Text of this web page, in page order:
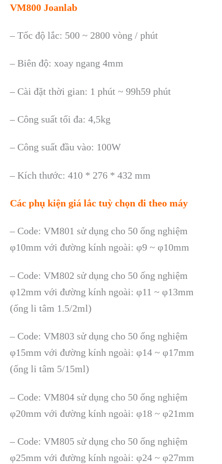
VM800 Joanlab
– Tốc độ lắc: 500 ~ 2800 vòng / phút
– Biên độ: xoay ngang 4mm
– Cài đặt thời gian: 1 phút ~ 99h59 phút
– Công suất tối đa: 4,5kg
– Công suất đầu vào: 100W
– Kích thước: 410 * 276 * 432 mm
Các phụ kiện giá lắc tuỳ chọn đi theo máy
– Code: VM801 sử dụng cho 50 ống nghiệm
φ10mm với đường kính ngoài: φ9 ~ φ10mm
– Code: VM802 sử dụng cho 50 ống nghiệm
φ12mm với đường kính ngoài: φ11 ~ φ13mm
(ống li tâm 1.5/2ml)
– Code: VM803 sử dụng cho 50 ống nghiệm
φ15mm với đường kính ngoài: φ14 ~ φ17mm
(ống li tâm 5/15ml)
– Code: VM804 sử dụng cho 50 ống nghiệm
φ20mm với đường kính ngoài: φ18 ~ φ21mm
– Code: VM805 sử dụng cho 50 ống nghiệm
φ25mm với đường kính ngoài: φ24 ~ φ27mm